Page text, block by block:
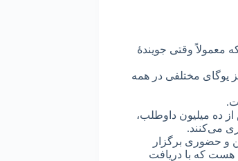
معمولاً وقتی جویندۀ
یوگای مختلفی در همه
ده میلیون داوطلب،
می‌کنند.
و حضوری برگزار
هست که با دریافت